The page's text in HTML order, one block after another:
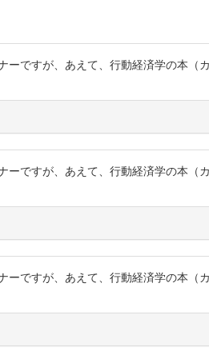
ーですが、あえて、行動経済学の本（
ーですが、あえて、行動経済学の本（
ーですが、あえて、行動経済学の本（